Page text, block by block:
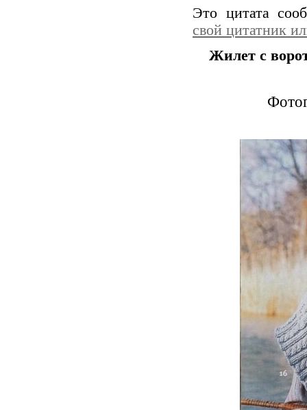
Это цитата
свой цитатник
Жилет с